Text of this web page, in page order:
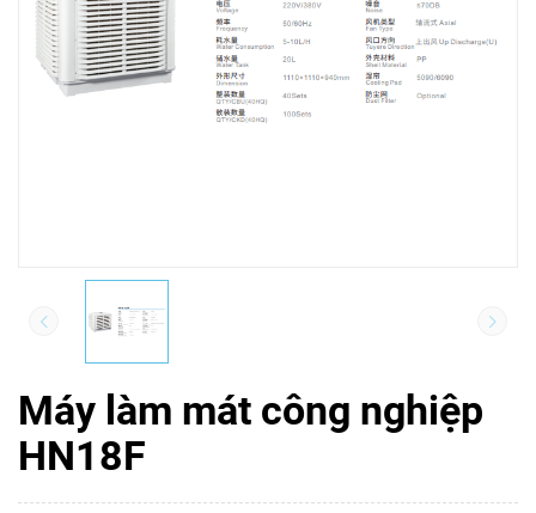
Máy làm mát công nghiệp
HN18F